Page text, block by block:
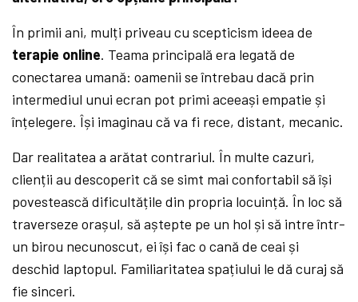
În primii ani, mulți priveau cu scepticism ideea de
terapie online. Teama principală era legată de
conectarea umană: oamenii se întrebau dacă prin
intermediul unui ecran pot primi aceeași empatie și
înțelegere. Își imaginau că va fi rece, distant, mecanic.
Dar realitatea a arătat contrariul. În multe cazuri,
clienții au descoperit că se simt mai confortabil să își
povestească dificultățile din propria locuință. În loc să
traverseze orașul, să aștepte pe un hol și să intre într-
un birou necunoscut, ei își fac o cană de ceai și
deschid laptopul. Familiaritatea spațiului le dă curaj să
fie sinceri.